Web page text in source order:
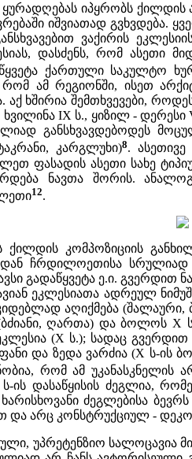
იპყრობს
იშვიათად გვხვდება.
ვაქირის
დასძენს, რომ ასეთი
ქართული საკულტო
რომ ამ რეგიონში, ისეთ
ხშირია შემთხვევები,
ხვილინა IX ს., ყიზილ -
განსხვავდებოდეს
კარგლუხი)8. ასეთივე
ფასადის ასეთი სახე
ნავთა შორის.
12.
ქილდის კომპოზიციის
ჩრდილოეთისა
გადაწყვეტა ე.ი.
ეკლესიათა ადრეულ
აღიქმება (შალაური,
ღართა) და ბოლოს X
(X ს.); სადაც
და ზედა ვარძია (X ს-ის
რომ ამ უკანასკნელის
დასაწყისის ძეგლია,
ძეგლებისა
და არც კონსტრუქციულ -
უპრეტენზიო სალოცავია